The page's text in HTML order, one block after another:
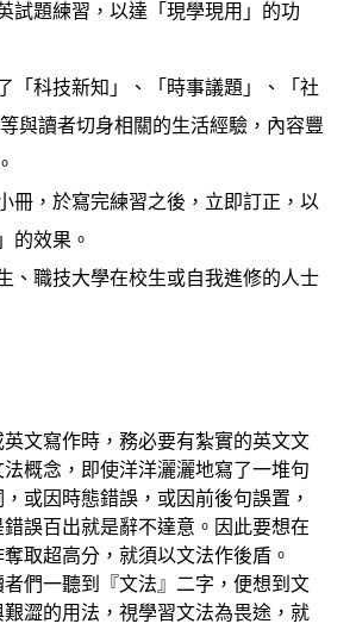
試題練習，以達「現學現用」的功
「科技新知」、「時事議題」、「社
與讀者切身相關的生活經驗，內容豐
冊，於寫完練習之後，立即訂正，以
的效果。
、職技大學在校生或自我進修的人士
文寫作時，務必要有紮實的英文文
概念，即使洋洋灑灑地寫了一堆句
或因時態錯誤，或因前後句誤置，
誤百出就是辭不達意。因此要想在
取超高分，就須以文法作後盾。
一聽到『文法』二字，便想到文
澀的用法，視學習文法為畏途，就